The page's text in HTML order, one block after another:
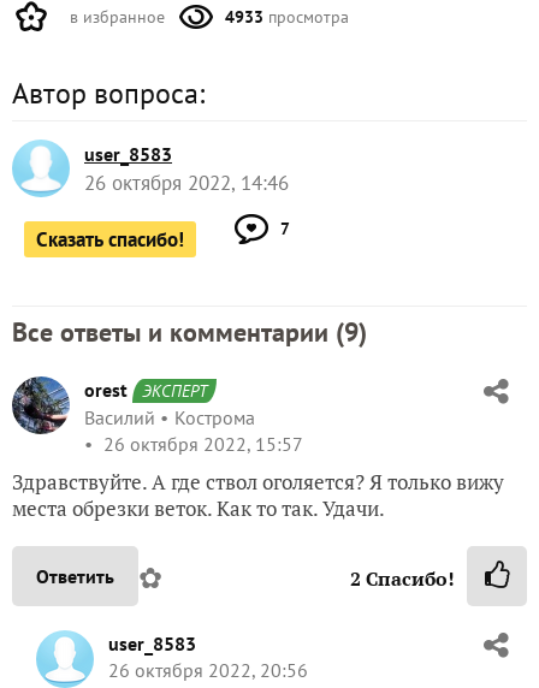
в избранное 4933 просмотра
Автор вопроса:
user_8583
26 октября 2022, 14:46
Сказать спасибо! 7
Все ответы и комментарии (9)
orest ЭКСПЕРТ
Василий
Кострома
26 октября 2022, 15:57
Здравствуйте. А где ствол оголяется? Я только вижу
места обрезки веток. Как то так. Удачи.
Ответить ✿ 2 Спасибо!
user_8583
26 октября 2022, 20:56